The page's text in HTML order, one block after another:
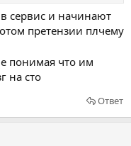
сервис и начинают
претензии плчему
понимая что им
на сто
Ответ